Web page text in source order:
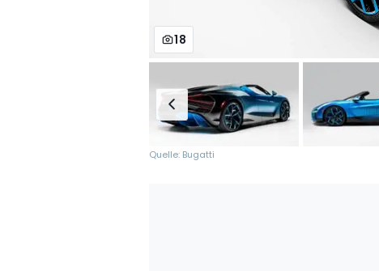
18
Quelle: Bugatti